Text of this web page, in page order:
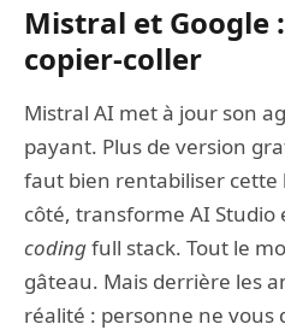
Mistral et Google
copier-coller
Mistral AI met à jour son
payant. Plus de version
faut bien rentabiliser cette
côté, transforme AI Studio
codingfull stack. Tout le
gâteau. Mais derrière les
réalité : personne ne vous